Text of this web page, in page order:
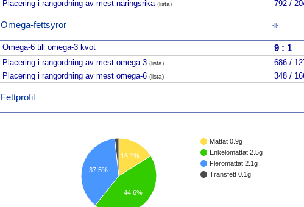
Placering i rangordning av mest näringsrika (lista) 792 /
Omega-fettsyror -||-
Omega-6 till omega-3 kvot 9 : 1
Placering i rangordning av mest omega-3 (lista)
686 /
Placering i rangordning av mest omega-6 (lista) 348 /
Fettprofil
Mättat 0.9g
Enkelomättat 2.5g
Fleromättat 2.1g
Transfett 0.1g
16.1%
37.5%
44.6%